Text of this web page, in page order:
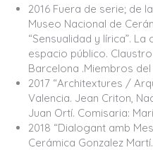
2016 Fuera de serie; de
Museo Nacional de
“Sensualidad y lírica”.
espacio público.
Barcelona .Miembros del
2017 “Architextures /
Valencia. Jean Criton,
Juan Ortí. Comisaria:
2018 “Dialogant amb
Cerámica Gonzalez